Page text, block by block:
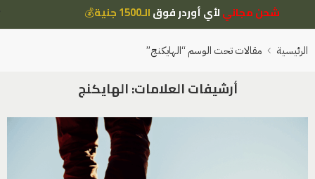
شحن مجانيلأي أوردر فوقالـ1500 جنية 💰
الرئيسية مقالات تحت الوسم “الهايكنج”
أرشيفات العلامات:الهايكنج